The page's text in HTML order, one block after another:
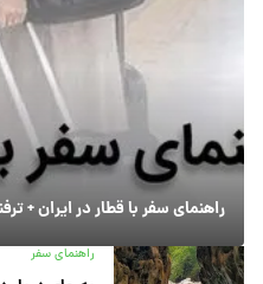
راهنمای سفر با قطار در ایران +
راهنمای سفر